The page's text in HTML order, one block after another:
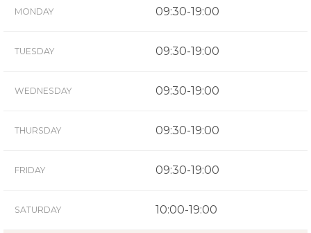
MONDAY 09:30-19:00
TUESDAY 09:30-19:00
WEDNESDAY 09:30-19:00
THURSDAY 09:30-19:00
FRIDAY 09:30-19:00
SATURDAY 10:00-19:00